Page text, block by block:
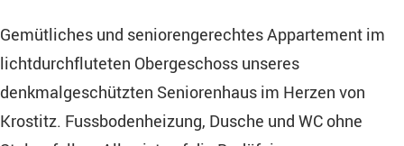
Gemütliches und seniorengerechtes Appartement im
lichtdurchfluteten Obergeschoss unseres
denkmalgeschützten Seniorenhaus im Herzen von
Krostitz. Fussbodenheizung, Dusche und WC ohne